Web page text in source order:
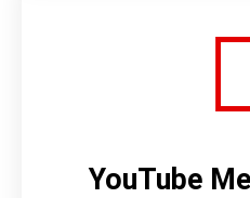
YouTube